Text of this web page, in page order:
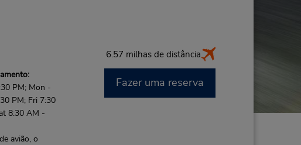
6.57 milhas de distância
PM; Mon -
PM; Fri 7:30
8:30 AM -
avião, o
Fazer uma reserva